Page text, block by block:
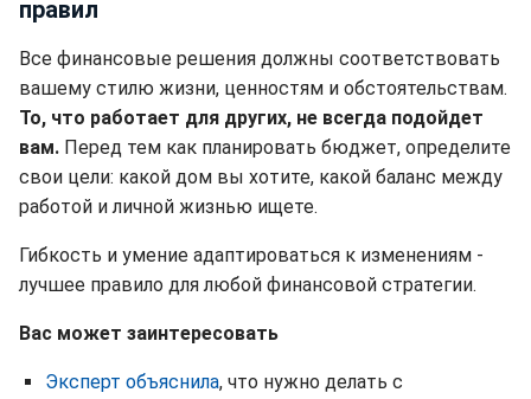
правил
Все финансовые решения должны соответствовать
вашему стилю жизни, ценностям и обстоятельствам.
То, что работает для других, не всегда подойдет
вам. Перед тем как планировать бюджет, определите
свои цели: какой дом вы хотите, какой баланс между
работой и личной жизнью ищете.
Гибкость и умение адаптироваться к изменениям -
лучшее правило для любой финансовой стратегии.
Вас может заинтересовать
Эксперт объяснила, что нужно делать с